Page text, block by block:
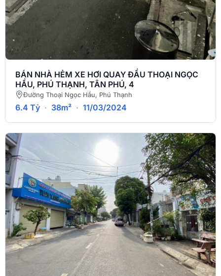
BÁN NHÀ HẺM XE HƠI QUAY ĐẦU THOẠI NGỌC
HẦU, PHÚ THẠNH, TÂN PHÚ, 4
Đường Thoại Ngọc Hầu, Phú Thạnh
6.4 Tỷ · 38m² · 11/03/2024